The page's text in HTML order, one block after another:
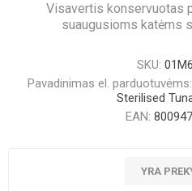
Visavertis konservuotas
suaugusioms katėms
SKU:
Pavadinimas el. parduotuvėms:
Sterilised
EAN:
YRA